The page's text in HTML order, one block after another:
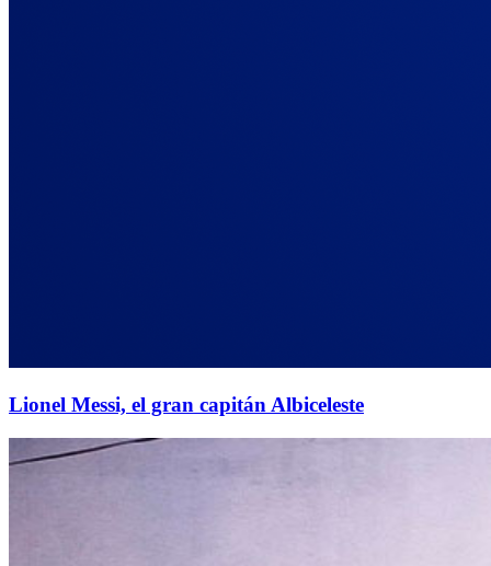
Lionel Messi, el gran capitán Albiceleste